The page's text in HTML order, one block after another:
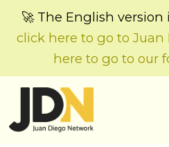
🚀 The English
click here to go to Juan
here to go to our